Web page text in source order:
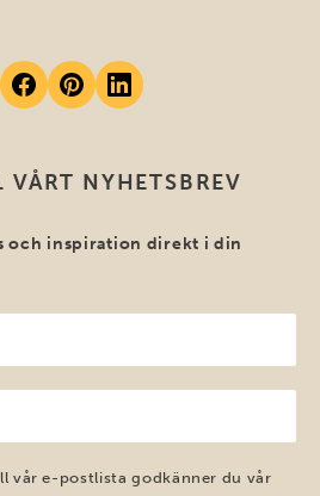
NYHETSBREV
och inspiration direkt i din
vår e-postlista godkänner du vår